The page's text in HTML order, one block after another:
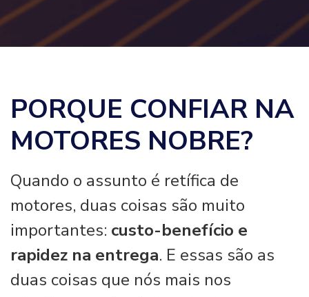
PORQUE CONFIAR NA
MOTORES NOBRE?
Quando o assunto é retífica de
motores, duas coisas são muito
importantes: custo-benefício e
rapidez na entrega. E essas são as
duas coisas que nós mais nos